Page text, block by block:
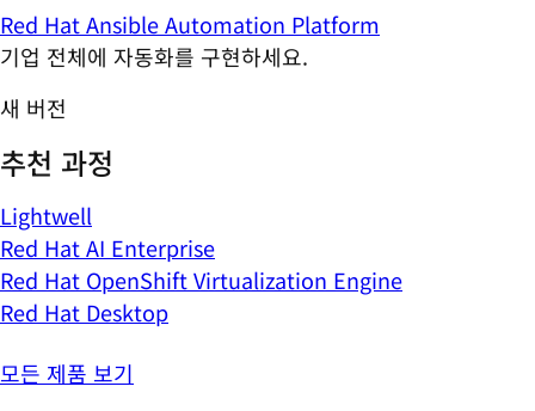
Red Hat Ansible Automation Platform
기업 전체에 자동화를 구현하세요.
새 버전
추천 과정
Lightwell
Red Hat AI Enterprise
Red Hat OpenShift Virtualization Engine
Red Hat Desktop
모든 제품 보기